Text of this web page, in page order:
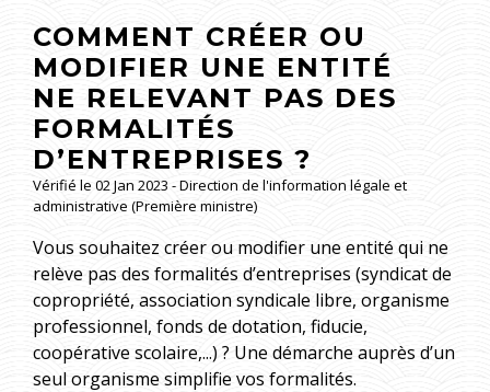
COMMENT CRÉER OU
MODIFIER UNE ENTITÉ
NE RELEVANT PAS DES
FORMALITÉS
D’ENTREPRISES ?
Vérifié le 02 Jan 2023 - Direction de l'information légale et
administrative (Première ministre)
Vous souhaitez créer ou modifier une entité qui ne
relève pas des formalités d’entreprises (syndicat de
copropriété, association syndicale libre, organisme
professionnel, fonds de dotation, fiducie,
coopérative scolaire,...) ? Une démarche auprès d’un
seul organisme simplifie vos formalités.